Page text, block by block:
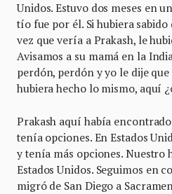
Unidos. Estuvo dos meses en
tío fue por él. Si hubiera
vez que vería a Prakash, le
Avisamos a su mamá en la
perdón, perdón y yo le dije que
hubiera hecho lo mismo, aquí
Prakash aquí había
tenía opciones. En Estados
y tenía más opciones. Nuestro
Estados Unidos. Seguimos en
migró de San Diego a